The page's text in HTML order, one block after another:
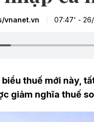
vnanet.vn 07:47' - 26/
biểu thuế mới này,
giảm nghĩa thuế